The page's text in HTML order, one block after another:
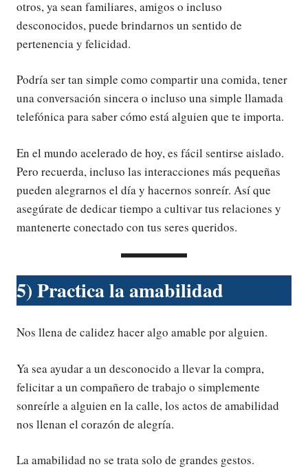
otros, ya sean familiares, amigos o incluso
desconocidos, puede brindarnos un sentido de
pertenencia y felicidad.
Podría ser tan simple como compartir una comida, tener
una conversación sincera o incluso una simple llamada
telefónica para saber cómo está alguien que te importa.
En el mundo acelerado de hoy, es fácil sentirse aislado.
Pero recuerda, incluso las interacciones más pequeñas
pueden alegrarnos el día y hacernos sonreír. Así que
asegúrate de dedicar tiempo a cultivar tus relaciones y
mantenerte conectado con tus seres queridos.
5) Practica la amabilidad
Nos llena de calidez hacer algo amable por alguien.
Ya sea ayudar a un desconocido a llevar la compra,
felicitar a un compañero de trabajo o simplemente
sonreírle a alguien en la calle, los actos de amabilidad
nos llenan el corazón de alegría.
La amabilidad no se trata solo de grandes gestos.